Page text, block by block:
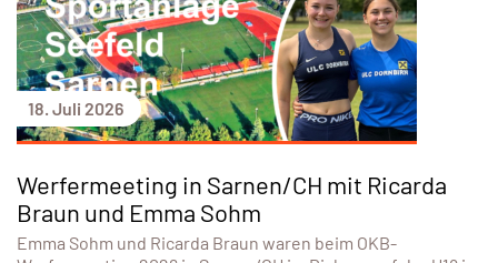
18. Juli 2026
Werfermeeting in Sarnen/CH mit Ricarda
Braun und Emma Sohm
Emma Sohm und Ricarda Braun waren beim OKB-